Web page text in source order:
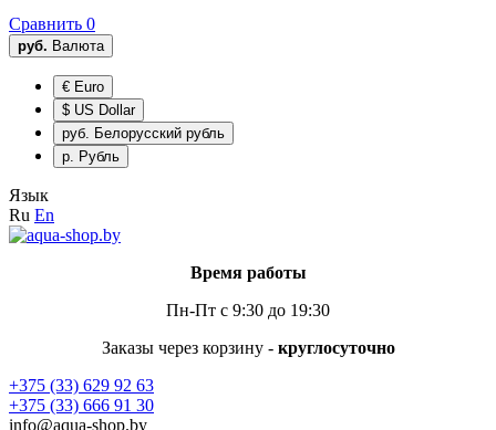
Сравнить 0
руб. Валюта
€ Euro
$ US Dollar
руб. Белорусский рубль
р. Рубль
Язык
Ru En
Время работы
Пн-Пт с 9:30 до 19:30
Заказы через корзину - круглосуточно
+375 (33) 629 92 63
+375 (33) 666 91 30
info@aqua-shop.by